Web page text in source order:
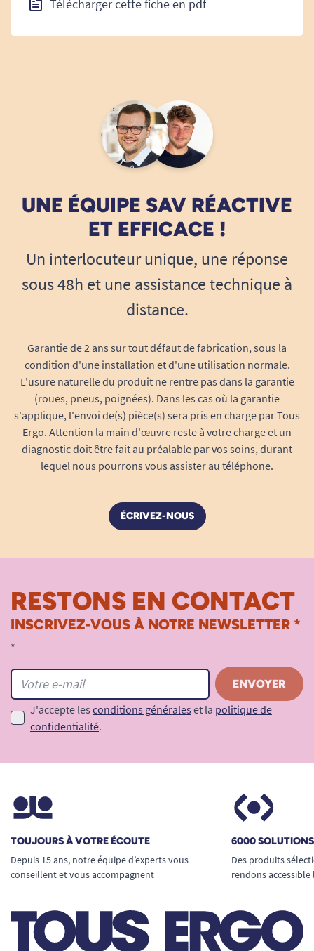
Télécharger cette fiche en pdf
UNE ÉQUIPE SAV RÉACTIVE
ET EFFICACE !
Un interlocuteur unique, une réponse
sous 48h et une assistance technique à
distance.
Garantie de 2 ans sur tout défaut de fabrication, sous la
condition d'une installation et d'une utilisation normale.
L'usure naturelle du produit ne rentre pas dans la garantie
(roues, pneus, poignées). Dans les cas où la garantie
s'applique, l'envoi de(s) pièce(s) sera pris en charge par Tous
Ergo. Attention la main d'œuvre reste à votre charge et un
diagnostic doit être fait au préalable par vos soins, durant
lequel nous pourrons vous assister au téléphone.
ÉCRIVEZ-NOUS
RESTONS EN CONTACT
INSCRIVEZ-VOUS À NOTRE NEWSLETTER *
*
J'accepte les conditions générales et la politique de
confidentialité.
TOUJOURS À VOTRE ÉCOUTE
Depuis 15 ans, notre équipe d’experts vous
conseillent et vous accompagnent
6000
Des produits
rendons